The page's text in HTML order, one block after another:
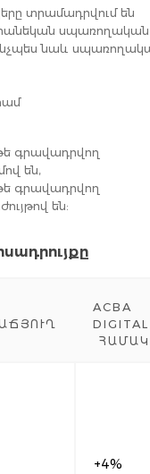
տրամադրվում են
սպառողական
նաև
գրավադրվող
են,
գրավադրվող
են:
ACBA
DIGITAL
+4%